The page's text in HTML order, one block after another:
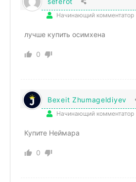
Начинающий комментатор
лучше купить осимхена
0
Bexeit Zhumageldiyev
Начинающий комментатор
Купите Неймара
0